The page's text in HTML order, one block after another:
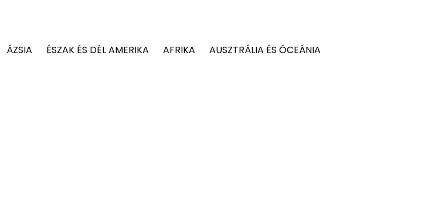
ÁZSIA ÉSZAK ÉS DÉL AMERIKA AFRIKA
AUSZTRÁLIA ÉS ÓCEÁNIA